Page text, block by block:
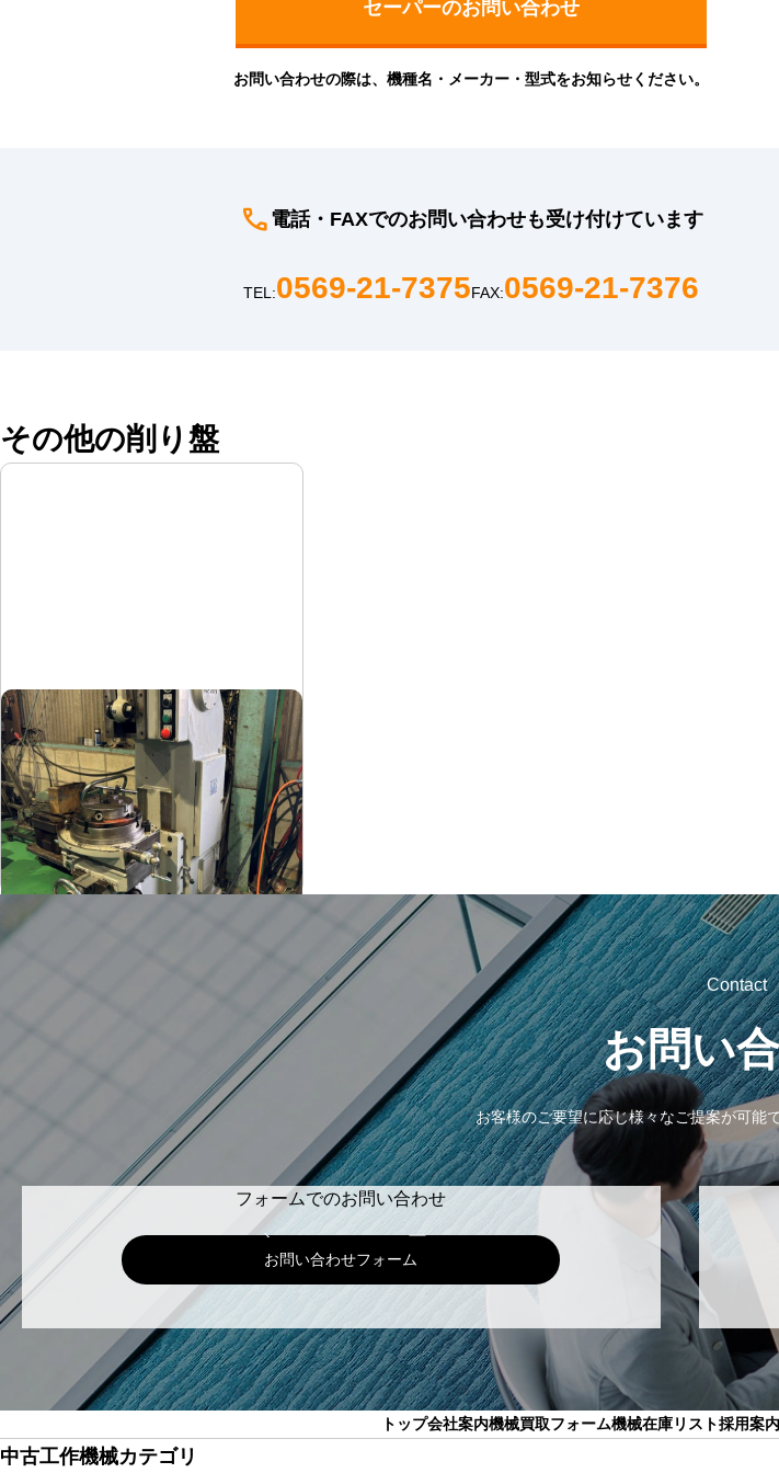
お問い合わせの際は、機種名・メーカー・型式をお知らせください。
電話・FAXでのお問い合わせも受け付けています
TEL:0569-21-7375FAX:0569-21-7376
その他の削り盤
スロッター
メーカー 中防
形 式NSⅢD
年 式1985
Contact
お問い
お客様のご要望に応じ様々なご提案が可能
フォームでのお問い合わせ
お問い合わせフォーム
トップ会社案内機械買取フォーム機械在庫リスト採用案内
中古工作機械カテゴリ